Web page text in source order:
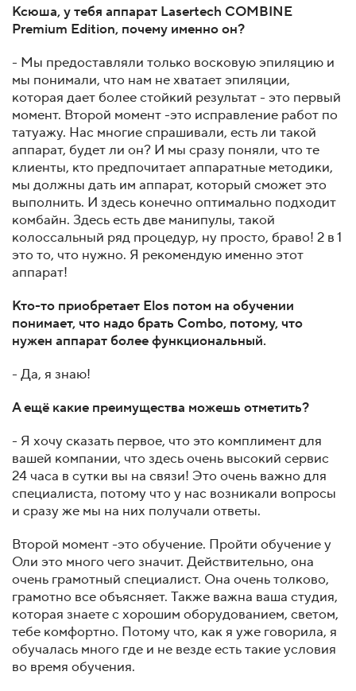
Ксюша, у тебя аппарат Lasertech COMBINE
Premium Edition, почему именно он?
- Мы предоставляли только восковую эпиляцию и
мы понимали, что нам не хватает эпиляции,
которая дает более стойкий результат - это первый
момент. Второй момент -это исправление работ по
татуажу. Нас многие спрашивали, есть ли такой
аппарат, будет ли он? И мы сразу поняли, что те
клиенты, кто предпочитает аппаратные методики,
мы должны дать им аппарат, который сможет это
выполнить. И здесь конечно оптимально подходит
комбайн. Здесь есть две манипулы, такой
колоссальный ряд процедур, ну просто, браво! 2 в 1
это то, что нужно. Я рекомендую именно этот
аппарат!
Кто-то приобретает Elos потом на обучении
понимает, что надо брать Combo, потому, что
нужен аппарат более функциональный.
- Да, я знаю!
А ещё какие преимущества можешь отметить?
- Я хочу сказать первое, что это комплимент для
вашей компании, что здесь очень высокий сервис
24 часа в сутки вы на связи! Это очень важно для
специалиста, потому что у нас возникали вопросы
и сразу же мы на них получали ответы.
Второй момент -это обучение. Пройти обучение у
Оли это много чего значит. Действительно, она
очень грамотный специалист. Она очень толково,
грамотно все объясняет. Также важна ваша студия,
которая знаете с хорошим оборудованием, светом,
тебе комфортно. Потому что, как я уже говорила, я
обучалась много где и не везде есть такие условия
во время обучения.